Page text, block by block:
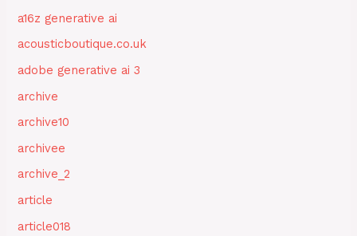
a16z generative ai
acousticboutique.co.uk
adobe generative ai 3
archive
archive10
archivee
archive_2
article
article018